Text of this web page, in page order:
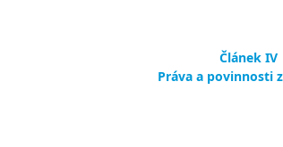
Článek IV
Práva a povinnosti